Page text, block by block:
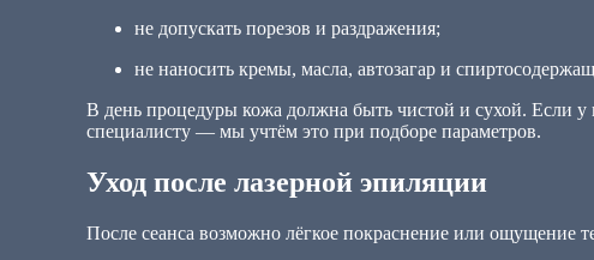
не допускать порезов и раздражения;
не наносить кремы, масла, автозагар и
В день процедуры кожа должна быть чистой и сухой. Если у
специалисту — мы учтём это при подборе параметров.
Уход после лазерной эпиляции
После сеанса возможно лёгкое покраснение или ощущение